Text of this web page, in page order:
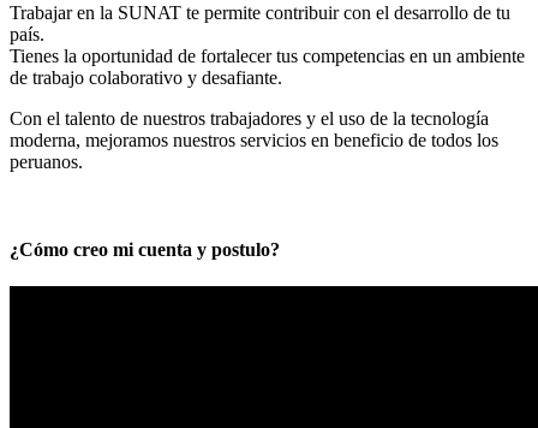
Trabajar en la SUNAT te permite contribuir con el desarrollo de tu
país.
Tienes la oportunidad de fortalecer tus competencias en un ambiente
de trabajo colaborativo y desafiante.
Con el talento de nuestros trabajadores y el uso de la tecnología
moderna, mejoramos nuestros servicios en beneficio de todos los
peruanos.
¿Cómo creo mi cuenta y postulo?